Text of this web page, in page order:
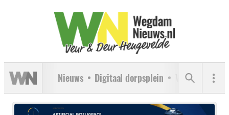
Nieuws Digitaal dorpsplein Verenigingen